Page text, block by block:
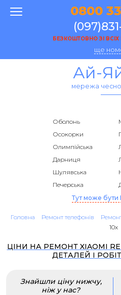
0800
БЕЗКОШТОВНО ЗІ
ще
Ай-
мережа
Оболонь
Осокорки
Олимпійська
Дарниця
Шулявська
Печерська
Тут може бути
Головна Ремонт телефонів
10x
ЦІНИ НА РЕМОНТ XIAOMI
ДЕТАЛЕЙ І
Знайшли ціну нижчу,
ніж у нас?